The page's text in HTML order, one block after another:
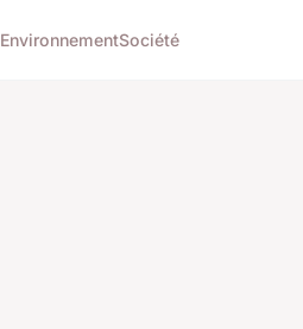
EnvironnementSociété